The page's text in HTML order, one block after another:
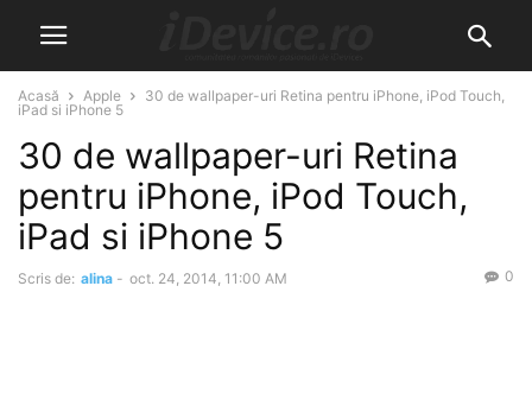
Acasă Apple
30 de wallpaper-uri Retina pentru iPhone, iPod Touch,
iPad si iPhone 5
30 de wallpaper-uri Retina
pentru iPhone, iPod Touch,
iPad si iPhone 5
Scris de: alina - oct. 24, 2014, 11:00 AM 0